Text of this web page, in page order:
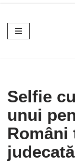
Sari
la
Selfie
unui